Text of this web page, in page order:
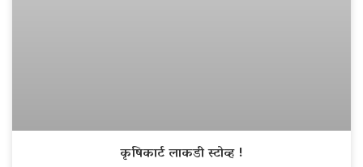
कृषिकार्ट लाकडी स्टोव्ह !